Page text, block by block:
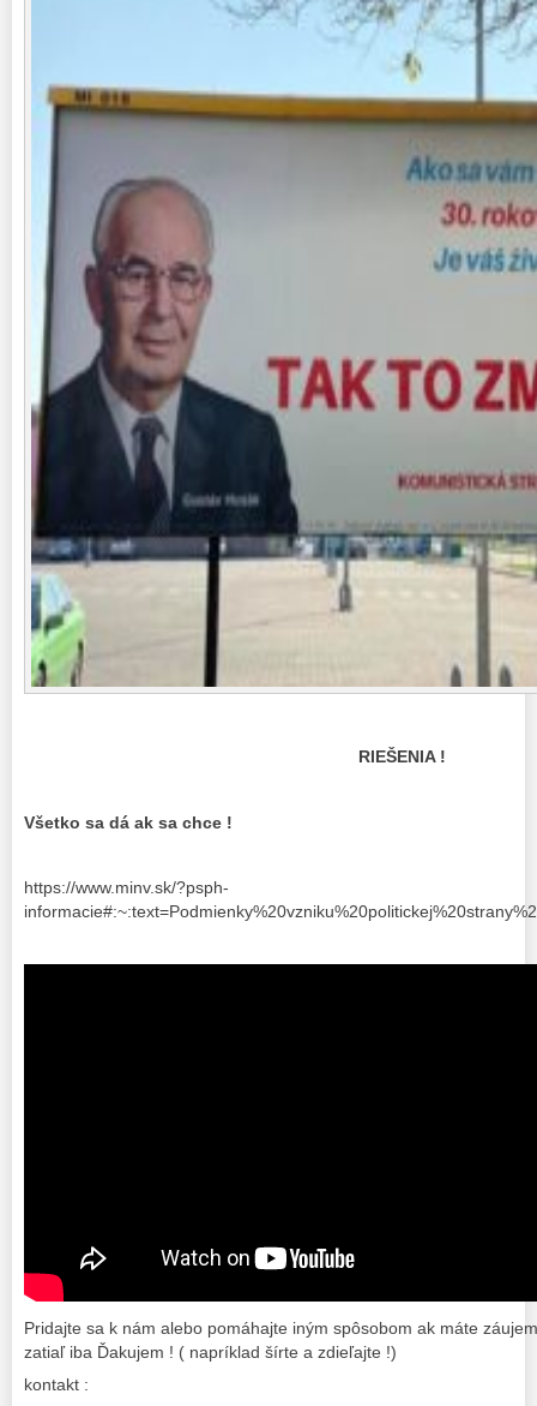
RIEŠENIA !
Všetko sa dá ak sa chce !
https://www.minv.sk/?psph-
Pridajte sa k nám alebo pomáhajte iným spôsobom ak máte
zatiaľ iba Ďakujem ! ( napríklad šírte a zdieľajte !)
kontakt :